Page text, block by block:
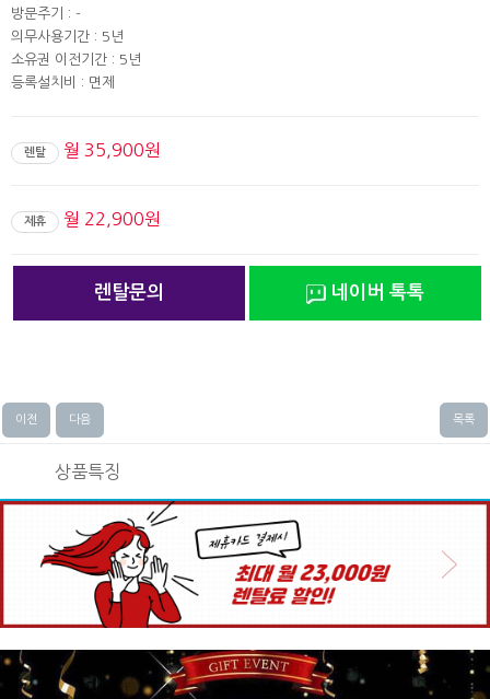
방문주기 : -
의무사용기간 : 5년
소유권 이전기간 : 5년
등록설치비 : 면제
렌탈 월 35,900원
제휴 월 22,900원
렌탈문의 네이버 톡톡
이전 다음 목록
상품특징